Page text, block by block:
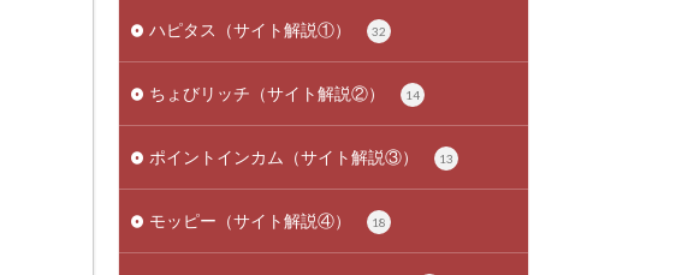
ハピタス（サイト解説①） 32
ちょびリッチ（サイト解説②） 14
ポイントインカム（サイト解説③） 13
モッピー（サイト解説④） 18